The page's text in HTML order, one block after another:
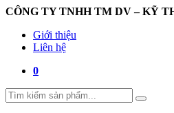
CÔNG TY TNHH TM DV – KỸ
Giới thiệu
Liên hệ
0